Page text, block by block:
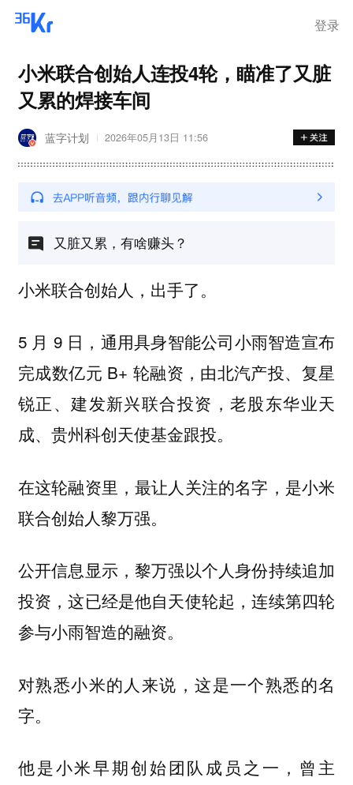
登录
小米联合创始人连投4轮，瞄准了又脏
又累的焊接车间
蓝字计划 2026年05月13日 11:56
又脏又累，有啥赚头？
小米联合创始人，出手了。
5 月 9 日，通用具身智能公司小雨智造宣布
完成数亿元 B+ 轮融资，由北汽产投、复星
锐正、建发新兴联合投资，老股东华业天
成、贵州科创天使基金跟投。
在这轮融资里，最让人关注的名字，是小米
联合创始人黎万强。
公开信息显示，黎万强以个人身份持续追加
投资，这已经是他自天使轮起，连续第四轮
参与小雨智造的融资。
对熟悉小米的人来说，这是一个熟悉的名
字。
他是小米早期创始团队成员之一，曾主